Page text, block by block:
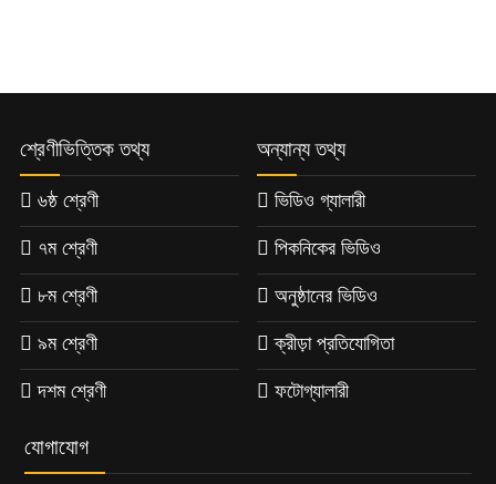
শ্রেণীভিত্তিক তথ্য
৬ষ্ঠ শ্রেণী
৭ম শ্রেণী
৮ম শ্রেণী
৯ম শ্রেণী
দশম শ্রেণী
অন্যান্য তথ্য
ভিডিও গ্যালারী
পিকনিকের ভিডিও
অনুষ্ঠানের ভিডিও
ক্রীড়া প্রতিযোগিতা
ফটোগ্যালারী
যোগাযোগ